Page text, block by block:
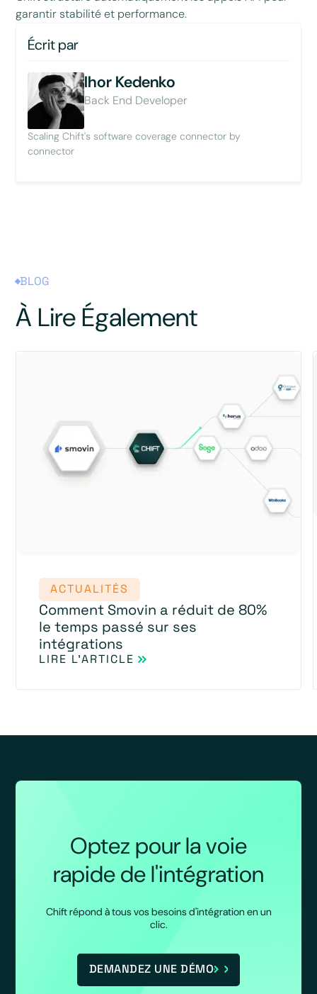
Écrit par
Ihor Kedenko
Back End Developer
Scaling Chift's software coverage connector by
connector
garantir stabilité et performance.
BLOG
À Lire Également
ACTUALITÉS
Comment Smovin a réduit de 80%
le temps passé sur ses
intégrations
LIRE L'ARTICLE
Optez pour la voie
rapide de l'intégration
Chift répond à tous vos besoins d'intégration en un
clic.
DEMANDEZ UNE DÉMO